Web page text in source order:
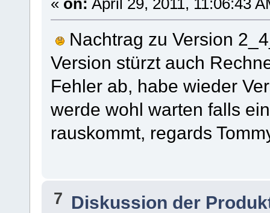
« on: April 29, 2011, 11:06:43
Nachtrag zu Version
Version stürzt auch
Fehler ab, habe wieder
werde wohl warten falls
rauskommt, regards
7 Diskussion der